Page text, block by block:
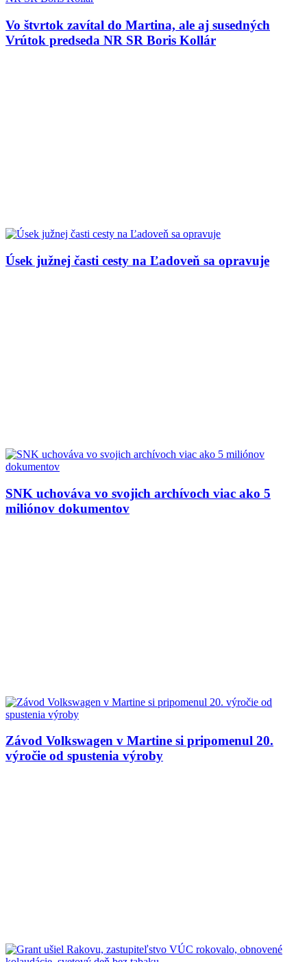
Vo štvrtok zavítal do Martina, ale aj susedných
Vrútok predseda NR SR Boris Kollár
Úsek južnej časti cesty na Ľadoveň sa opravuje
SNK uchováva vo svojich archívoch viac ako 5
miliónov dokumentov
Závod Volkswagen v Martine si pripomenul 20.
výročie od spustenia výroby